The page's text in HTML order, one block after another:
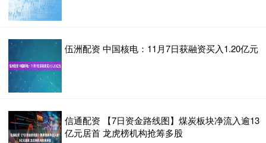
伍洲配资 中国核电：11月7日获融资买入1.20亿元
信通配资 【7日资金路线图】煤炭板块净流入逾13
亿元居首 龙虎榜机构抢筹多股